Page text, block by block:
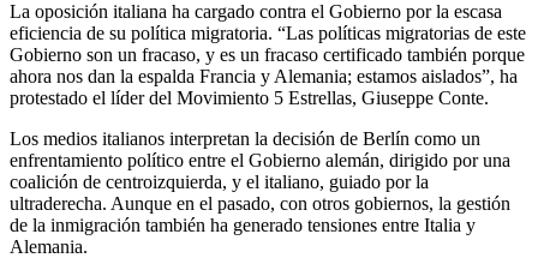
La oposición italiana ha cargado contra el Gobierno por la escasa
eficiencia de su política migratoria. “Las políticas migratorias de este
Gobierno son un fracaso, y es un fracaso certificado también porque
ahora nos dan la espalda Francia y Alemania; estamos aislados”, ha
protestado el líder del Movimiento 5 Estrellas, Giuseppe Conte.
Los medios italianos interpretan la decisión de Berlín como un
enfrentamiento político entre el Gobierno alemán, dirigido por una
coalición de centroizquierda, y el italiano, guiado por la
ultraderecha. Aunque en el pasado, con otros gobiernos, la gestión
de la inmigración también ha generado tensiones entre Italia y
Alemania.